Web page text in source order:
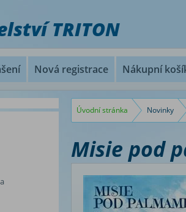
TRITON
Nová registrace Nákupní
Úvodní stránka Novinky
Misie pod